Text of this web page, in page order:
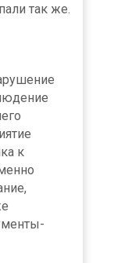
так же.
к